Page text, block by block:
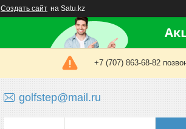
Создать сайт на Satu.kz
+7 (707) 863-68-82
golfstep@mail.ru